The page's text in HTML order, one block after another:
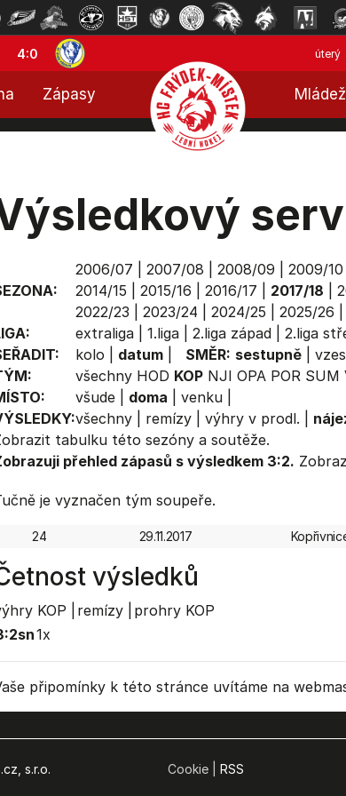
4:0 úterý
Zápasy Mládež
2006/07 2007/08 2008/09 2009/10
2014/15
2015/16 2016/17 2017/18
2022/23
2023/24 2024/25 2025/26
extraliga| 1.liga| 2.liga západ| 2.liga
kolo datum| SMĚR: sestupně|
všechny HOD KOP NJI OPA POR SUM
všude| doma venku|
všechny| remízy| výhry v prodl.
tabulkutéto sezóny a soutěže.
přehled zápasů s výsledkem 3:2.
je vyznačen tým soupeře.
24 29.11.2017
výsledků
KOP | remízy |
prohry KOP
1x
připomínky k této stránce uvítáme na
s.r.o. Cookie | RSS